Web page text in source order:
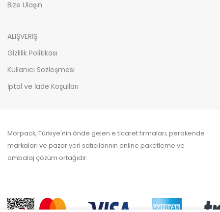
Bize Ulaşın
ALIŞVERİŞ
Gizlilik Politikası
Kullanıcı Sözleşmesi
İptal ve İade Koşulları
Morpack, Türkiye'nin önde gelen e ticaret firmaları, perakende
markaları ve pazar yeri satıcılarının online paketleme ve
ambalaj çözüm ortağıdır.